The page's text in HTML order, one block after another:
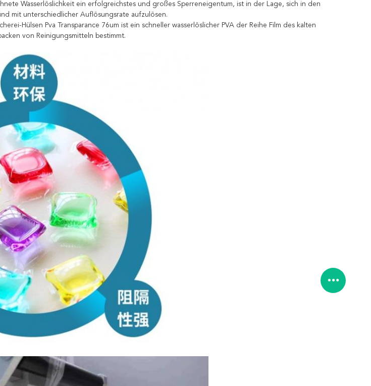
Wasserlöslichkeit ein erfolgreichstes und großes Sperreneigentum, ist in der Lage, sich in den
mit unterschiedlicher Auflösungsrate aufzulösen.
Hülsen Pva Transparance 76um ist ein schneller wasserlöslicher PVA der Reihe Film des kalten
von Reinigungsmitteln bestimmt.